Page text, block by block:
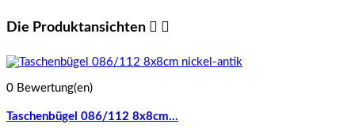
Die Produktansichten  
0 Bewertung(en)
Taschenbügel 086/112 8x8cm...